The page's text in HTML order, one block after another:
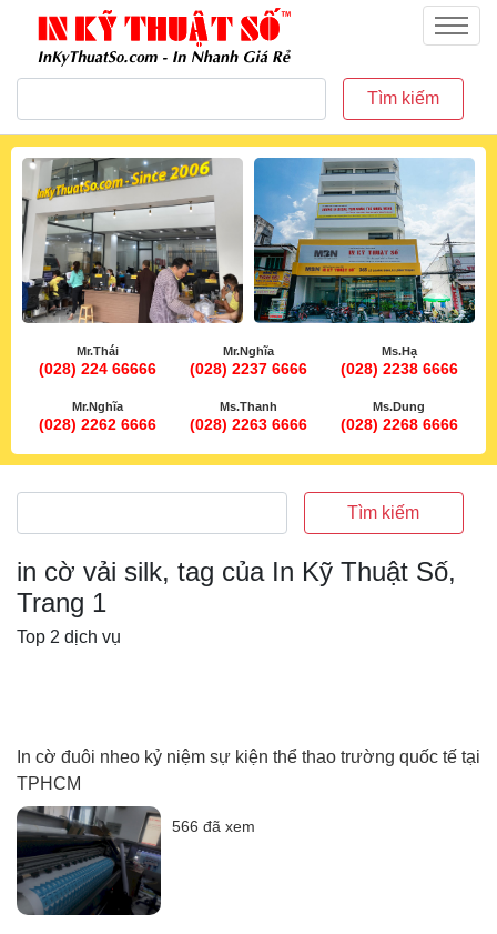
inkythuatso.com
Menu
Tìm kiếm
Mr.Thái
(028) 224 66666
Mr.Nghĩa
(028) 2237 6666
Ms.Hạ
(028) 2238 6666
Mr.Nghĩa
(028) 2262 6666
Ms.Thanh
(028) 2263 6666
Ms.Dung
(028) 2268 6666
Tìm kiếm
in cờ vải silk, tag của In Kỹ Thuật Số,
Trang 1
Top 2 dịch vụ
In cờ đuôi nheo kỷ niệm sự kiện thể thao trường quốc tế tại
TPHCM
566 đã xem